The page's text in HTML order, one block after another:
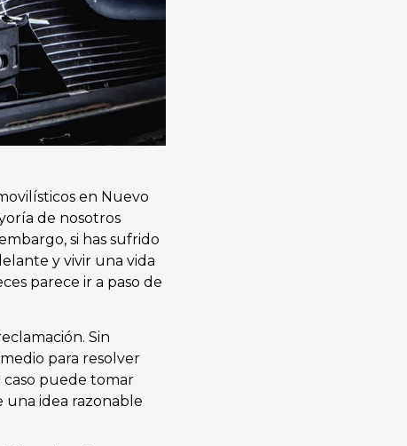
en Nuevo
de nosotros
si has sufrido
y vivir una vida
parece ir a paso de
Sin
para resolver
caso puede tomar
idea razonable